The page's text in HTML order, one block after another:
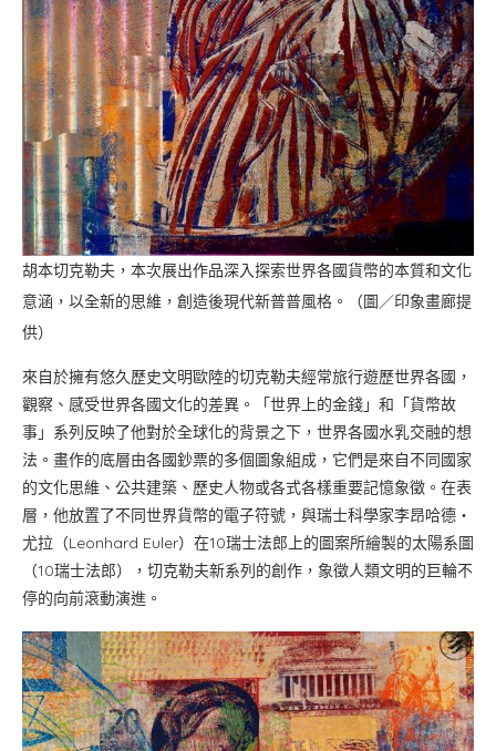
胡本切克勒夫，本次展出作品深入探索世界各國貨幣的本質和文化
意涵，以全新的思維，創造後現代新普普風格。（圖／印象畫廊提
供）
來自於擁有悠久歷史文明歐陸的切克勒夫經常旅行遊歷世界各國，
觀察、感受世界各國文化的差異。「世界上的金錢」和「貨幣故
事」系列反映了他對於全球化的背景之下，世界各國水乳交融的想
法。畫作的底層由各國鈔票的多個圖象組成，它們是來自不同國家
的文化思維、公共建築、歷史人物或各式各樣重要記憶象徵。在表
層，他放置了不同世界貨幣的電子符號，與瑞士科學家李昂哈德‧
尤拉（Leonhard Euler）在10瑞士法郎上的圖案所繪製的太陽系圖
（10瑞士法郎），切克勒夫新系列的創作，象徵人類文明的巨輪不
停的向前滾動演進。